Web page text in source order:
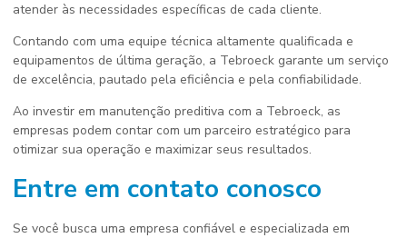
atender às necessidades específicas de cada cliente.
Contando com uma equipe técnica altamente qualificada e
equipamentos de última geração, a Tebroeck garante um serviço
de excelência, pautado pela eficiência e pela confiabilidade.
Ao investir em manutenção preditiva com a Tebroeck, as
empresas podem contar com um parceiro estratégico para
otimizar sua operação e maximizar seus resultados.
Entre em contato conosco
Se você busca uma empresa confiável e especializada em